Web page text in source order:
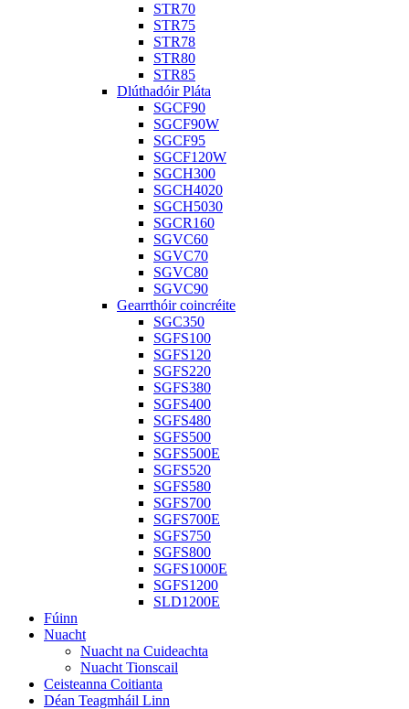
STR70
STR75
STR78
STR80
STR85
Dlúthadóir Pláta
SGCF90
SGCF90W
SGCF95
SGCF120W
SGCH300
SGCH4020
SGCH5030
SGCR160
SGVC60
SGVC70
SGVC80
SGVC90
Gearrthóir coincréite
SGC350
SGFS100
SGFS120
SGFS220
SGFS380
SGFS400
SGFS480
SGFS500
SGFS500E
SGFS520
SGFS580
SGFS700
SGFS700E
SGFS750
SGFS800
SGFS1000E
SGFS1200
SLD1200E
Fúinn
Nuacht
Nuacht na Cuideachta
Nuacht Tionscail
Ceisteanna Coitianta
Déan Teagmháil Linn